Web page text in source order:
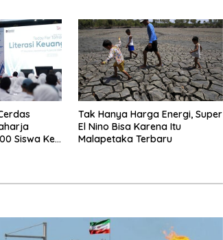
Siswa Ke
Tak Hanya Harga Energi, Super
El Nino Bisa Karena Itu
Malapetaka Terbaru